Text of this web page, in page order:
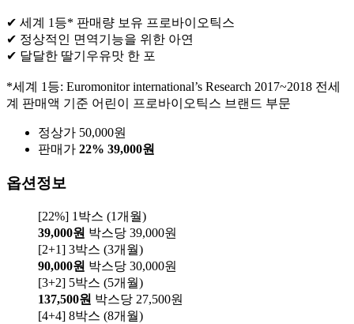
✔ 세계 1등* 판매량 보유 프로바이오틱스
✔ 정상적인 면역기능을 위한 아연
✔ 달달한 딸기우유맛 한 포
*세계 1등: Euromonitor international’s Research 2017~2018 전세
계 판매액 기준 어린이 프로바이오틱스 브랜드 부문
정상가 50,000원
판매가 22% 39,000원
옵션정보
[22%] 1박스 (1개월)
39,000원 박스당 39,000원
[2+1] 3박스 (3개월)
90,000원 박스당 30,000원
[3+2] 5박스 (5개월)
137,500원 박스당 27,500원
[4+4] 8박스 (8개월)